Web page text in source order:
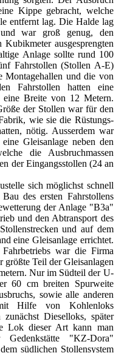
Kippe gebracht, welche
entfernt lag. Die Halde lag
war groß genug, den
ausgesprengten
Anlage sollte rund 100
Fahrstollen (Stollen A-E)
Montagehallen und die von
Fahrstollen hatten eine
Breite von 12 Metern.
der Stollen war für den
wie sie die Rüstungs-
nötig. Ausserdem war
Gleisanlage neben den
die Ausbruchmassen
der Eingangsstollen (24 an
sich möglichst schnell
des ersten Fahrstollens
der Anlage "B3a"
und den Abtransport des
und auf dem
eine Gleisanlage errichtet.
war die Firma
Teil der Gleisanlagen
Nur im Südteil der U-
60 cm breiten Spurweite
sowie alle anderen
Hilfe von Kohlenloks
Dieselloks, später
Lok dieser Art kann man
"KZ-Dora"
südlichen Stollensystem